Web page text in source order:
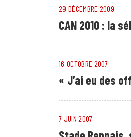
29 DÉCEMBRE 2009
CAN 2010 : la
16 OCTOBRE 2007
« J’ai eu des
7 JUIN 2007